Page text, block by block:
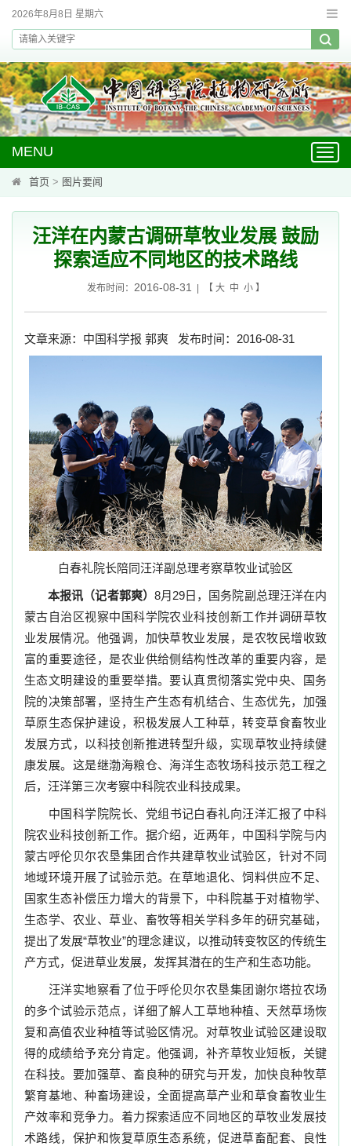
2026年8月8日 星期六
MENU
首页 > 图片要闻
汪洋在内蒙古调研草牧业发展 鼓励
探索适应不同地区的技术路线
发布时间： 2016-08-31 | 【 大 中 小】
文章来源：中国科学报 郭爽 发布时间： 2016-08-31
白春礼院长陪同汪洋副总理考察草牧业试验区
本报讯（记者郭爽） 8月 29日，国务院副总理汪洋在内
蒙古自治区视察中国科学院农业科技创新工作并调研草牧
业发展情况。他强调，加快草牧业发展，是农牧民增收致
富的重要途径，是农业供给侧结构性改革的重要内容，是
生态文明建设的重要举措。要认真贯彻落实党中央、国务
院的决策部署，坚持生产生态有机结合、生态优先，加强
草原生态保护建设，积极发展人工种草，转变草食畜牧业
发展方式，以科技创新推进转型升级，实现草牧业持续健
康发展。这是继渤海粮仓、海洋生态牧场科技示范工程之
后，汪洋第三次考察中科院农业科技成果。
中国科学院院长、党组书记白春礼向汪洋汇报了中科
院农业科技创新工作。据介绍，近两年，中国科学院与内
蒙古呼伦贝尔农垦集团合作共建草牧业试验区，针对不同
地域环境开展了试验示范。在草地退化、饲料供应不足、
国家生态补偿压力增大的背景下，中科院基于对植物学、
生态学、农业、草业、畜牧等相关学科多年的研究基础，
提出了发展“草牧业”的理念建议，以推动转变牧区的传统生
产方式，促进草业发展，发挥其潜在的生产和生态功能。
汪洋实地察看了位于呼伦贝尔农垦集团谢尔塔拉农场
的多个试验示范点，详细了解人工草地种植、天然草场恢
复和高值农业种植等试验区情况。对草牧业试验区建设取
得的成绩给予充分肯定。他强调，补齐草牧业短板，关键
在科技。要加强草、畜良种的研究与开发，加快良种牧草
繁育基地、种畜场建设，全面提高草产业和草食畜牧业生
产效率和竞争力。着力探索适应不同地区的草牧业发展技
术路线，保护和恢复草原生态系统，促进草畜配套、良性